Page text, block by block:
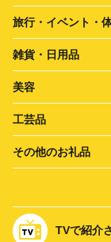
旅行・イベント・
雑貨・日用品
美容
工芸品
その他のお礼品
TVで紹介